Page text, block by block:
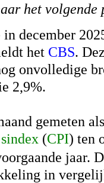
het
december
het CBS.
onvolledige
2,9%.
gemeten
(CPI) ten
jaar.
in